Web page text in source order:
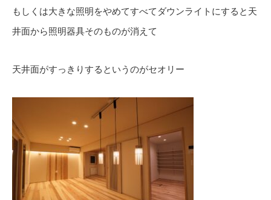
もしくは大きな照明をやめてすべてダウンライトにすると天
井面から照明器具そのものが消えて
天井面がすっきりするというのがセオリー